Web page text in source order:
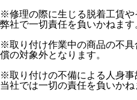
※修理の際に生じる脱着工賃や
弊社で一切責任を負いかねます
※取り付け作業中の商品の不
償の対象外となります。
※取り付けの不備による人身事
当社では一切の責任を負いかね